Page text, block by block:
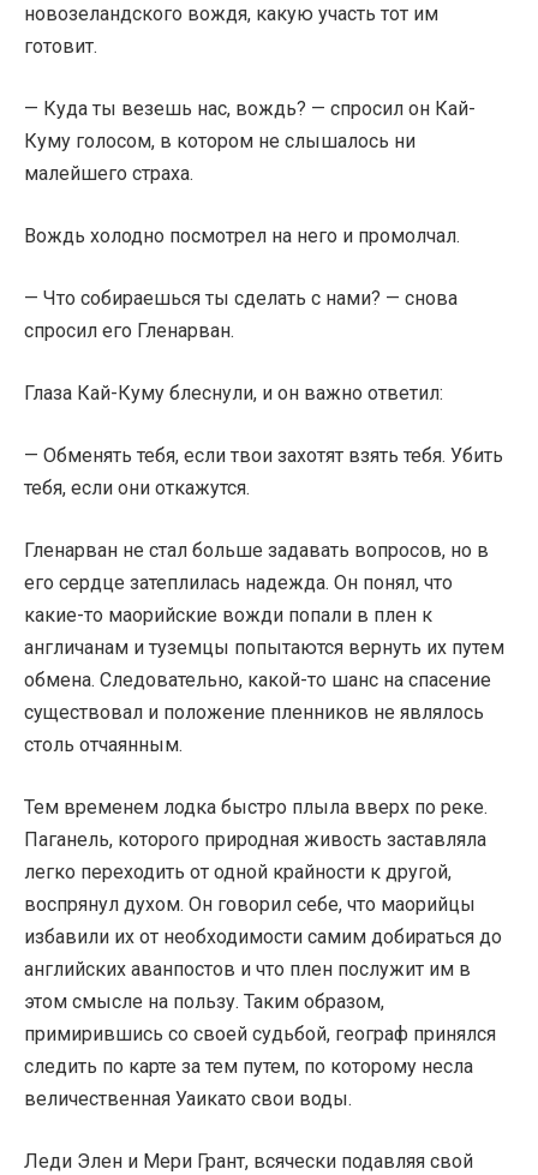
новозеландского вождя, какую участь тот им
готовит.
— Куда ты везешь нас, вождь? — спросил он Кай-
Куму голосом, в котором не слышалось ни
малейшего страха.
Вождь холодно посмотрел на него и промолчал.
— Что собираешься ты сделать с нами? — снова
спросил его Гленарван.
Глаза Кай-Куму блеснули, и он важно ответил:
— Обменять тебя, если твои захотят взять тебя. Убить
тебя, если они откажутся.
Гленарван не стал больше задавать вопросов, но в
его сердце затеплилась надежда. Он понял, что
какие-то маорийские вожди попали в плен к
англичанам и туземцы попытаются вернуть их путем
обмена. Следовательно, какой-то шанс на спасение
существовал и положение пленников не являлось
столь отчаянным.
Тем временем лодка быстро плыла вверх по реке.
Паганель, которого природная живость заставляла
легко переходить от одной крайности к другой,
воспрянул духом. Он говорил себе, что маорийцы
избавили их от необходимости самим добираться до
английских аванпостов и что плен послужит им в
этом смысле на пользу. Таким образом,
примирившись со своей судьбой, географ принялся
следить по карте за тем путем, по которому несла
величественная Уаикато свои воды.
Леди Элен и Мери Грант, всячески подавляя свой